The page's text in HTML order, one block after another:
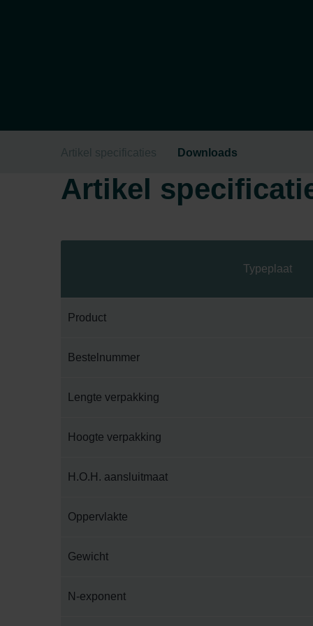
Artikel specificaties Downloads
Artikel
Typeplaat
Product
Bestelnummer
Lengte verpakking
Hoogte verpakking
H.O.H. aansluitmaat
Oppervlakte
Gewicht
N-exponent